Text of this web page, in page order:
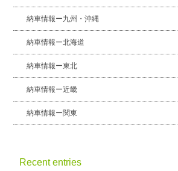
納車情報ー九州・沖縄
納車情報ー北海道
納車情報ー東北
納車情報ー近畿
納車情報ー関東
Recent entries